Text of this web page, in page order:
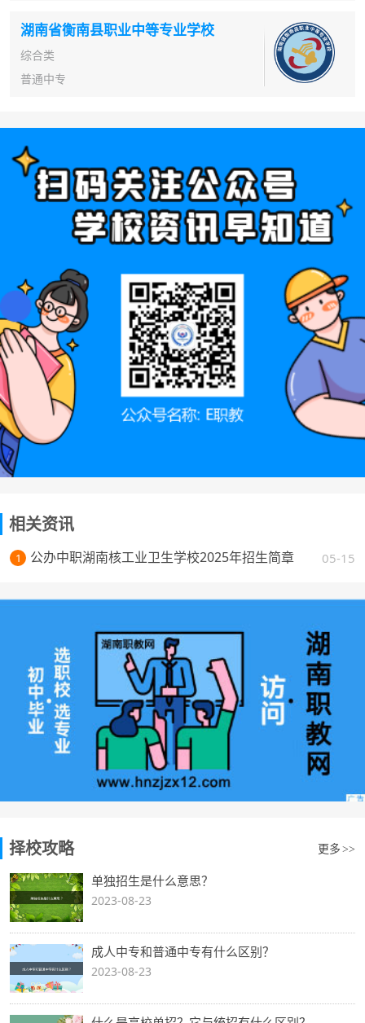
湖南省衡南县职业中等专业学校
综合类
普通中专
相关资讯
1 05-15
公办中职湖南核工业卫生学校2025年招生简章
择校攻略 更多 >>
单独招生是什么意思？
2023-08-23
成人中专和普通中专有什么区别？
2023-08-23